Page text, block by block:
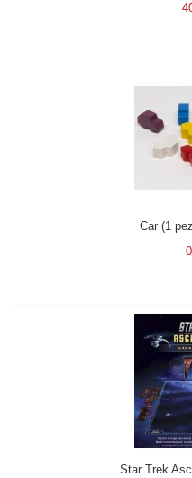
Car (1
Star Trek